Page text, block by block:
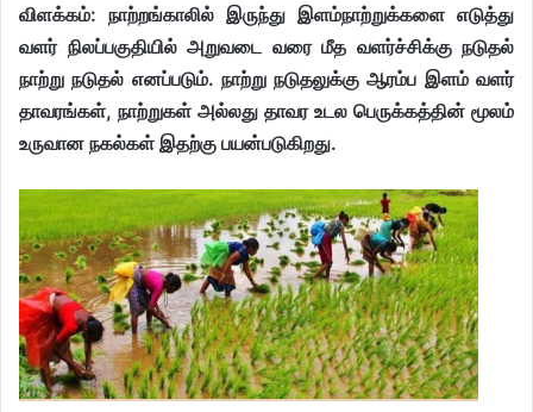
விளக்கம்: நாற்றங்காலில் இருந்து இளம்நாற்றுக்களை எடுத்து
வளர் நிலப்பகுதியில் அறுவடை வரை மீத வளர்ச்சிக்கு நடுதல்
நாற்று நடுதல் எனப்படும். நாற்று நடுதலுக்கு ஆரம்ப இளம் வளர்
தாவரங்கள், நாற்றுகள் அல்லது தாவர உடல பெருக்கத்தின் மூலம்
உருவான நகல்கள் இதற்கு பயன்படுகிறது.